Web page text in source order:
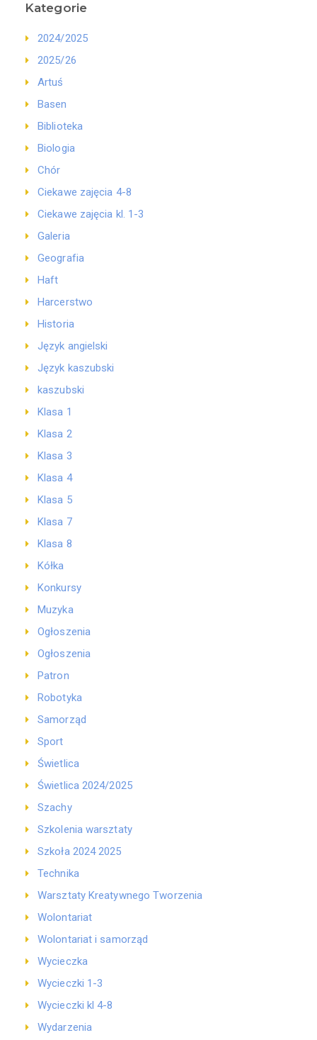
Kategorie
2024/2025
2025/26
Artuś
Basen
Biblioteka
Biologia
Chór
Ciekawe zajęcia 4-8
Ciekawe zajęcia kl. 1-3
Galeria
Geografia
Haft
Harcerstwo
Historia
Język angielski
Język kaszubski
kaszubski
Klasa 1
Klasa 2
Klasa 3
Klasa 4
Klasa 5
Klasa 7
Klasa 8
Kółka
Konkursy
Muzyka
Ogłoszenia
Ogłoszenia
Patron
Robotyka
Samorząd
Sport
Świetlica
Świetlica 2024/2025
Szachy
Szkolenia warsztaty
Szkoła 2024 2025
Technika
Warsztaty Kreatywnego Tworzenia
Wolontariat
Wolontariat i samorząd
Wycieczka
Wycieczki 1-3
Wycieczki kl 4-8
Wydarzenia